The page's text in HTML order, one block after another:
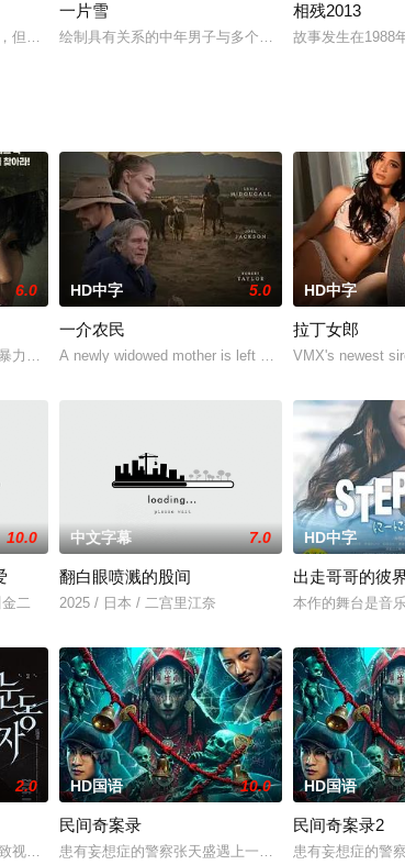
但是作为继父，也不能做太多的约束，但是这个女儿却十分放
一片雪
绘制具有关系的中年男子与多个女人的外观。 原主任
相残2013
故事发生在1988
来到那里展开一段魔法般的故事。
6.0
力，选择结束年轻的生命。悲愤的家属委托私家侦探追查真相
HD中字 5.0
一介农民
A newly widowed mother is left with the care of an
HD中字
拉丁女郎
VMX's newest
10.0
二
中文字幕 7.0
翻白眼喷溅的股间
2025 / 日本 / 二宫里江奈
HD中字
出走哥哥的彼
本作的舞台是音
母享受的中产生活、哥哥向往的名校前途。砌砖建墙，朴拙的
2.0
视力逐渐丧失的摄影师瑞真展开。在面对跨越视力障碍、好不
HD国语 10.0
民间奇案录
患有妄想症的警察张天盛遇上一起离奇的神像杀人事件
HD国语
民间奇案录2
患有妄想症的警